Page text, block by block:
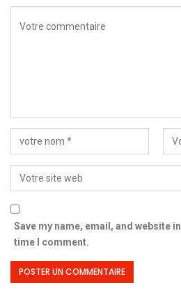
Save my name, email, and website
time I comment.